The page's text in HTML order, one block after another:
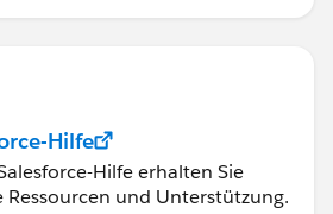
Hilfe
Hilfe erhalten Sie
Ressourcen und Unterstützung.